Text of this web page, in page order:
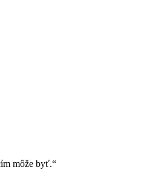
môže byť.“